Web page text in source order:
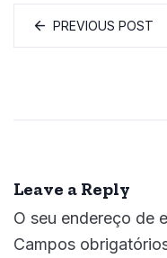
PREVIOUS POST
Leave a Reply
O seu endereço de
Campos